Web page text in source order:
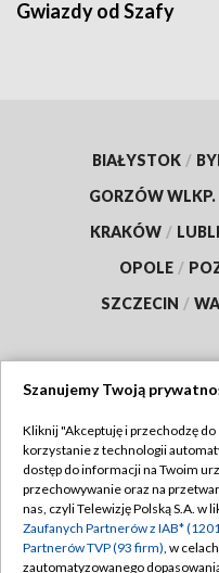
Gwiazdy od Szafy
BIAŁYSTOK /
GORZÓW WLKP.
KRAKÓW /
OPOLE /
SZCZECIN /
Abonament TVP
Emisja w TVP
Centrum informacji TVP
Szanujemy Twoją
Kliknij "Akceptuję i przechodzę
korzystanie z technologii
dostęp do informacji na Twoim
przechowywanie oraz na
nas, czyli Telewizję Polską S.A. w
Zaufanych Partnerów z IAB*
Partnerów TVP (93 firm), w
zautomatyzowanego